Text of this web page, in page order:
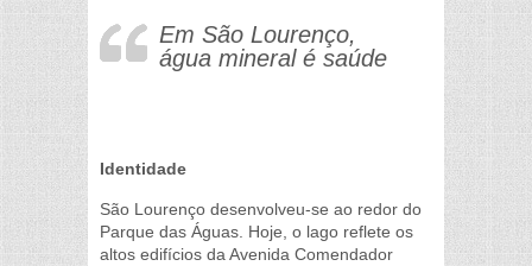
Em São Lourenço,
água mineral é saúde
Identidade
São Lourenço desenvolveu-se ao redor do
Parque das Águas. Hoje, o lago reflete os
altos edifícios da Avenida Comendador